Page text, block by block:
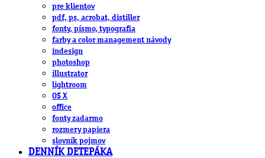
pre klientov
pdf, ps, acrobat, distiller
fonty, písmo, typografia
farby a color management návody
indesign
photoshop
illustrator
lightroom
OS X
office
fonty zadarmo
rozmery papiera
slovník pojmov
DENNÍK DETEPÁKA